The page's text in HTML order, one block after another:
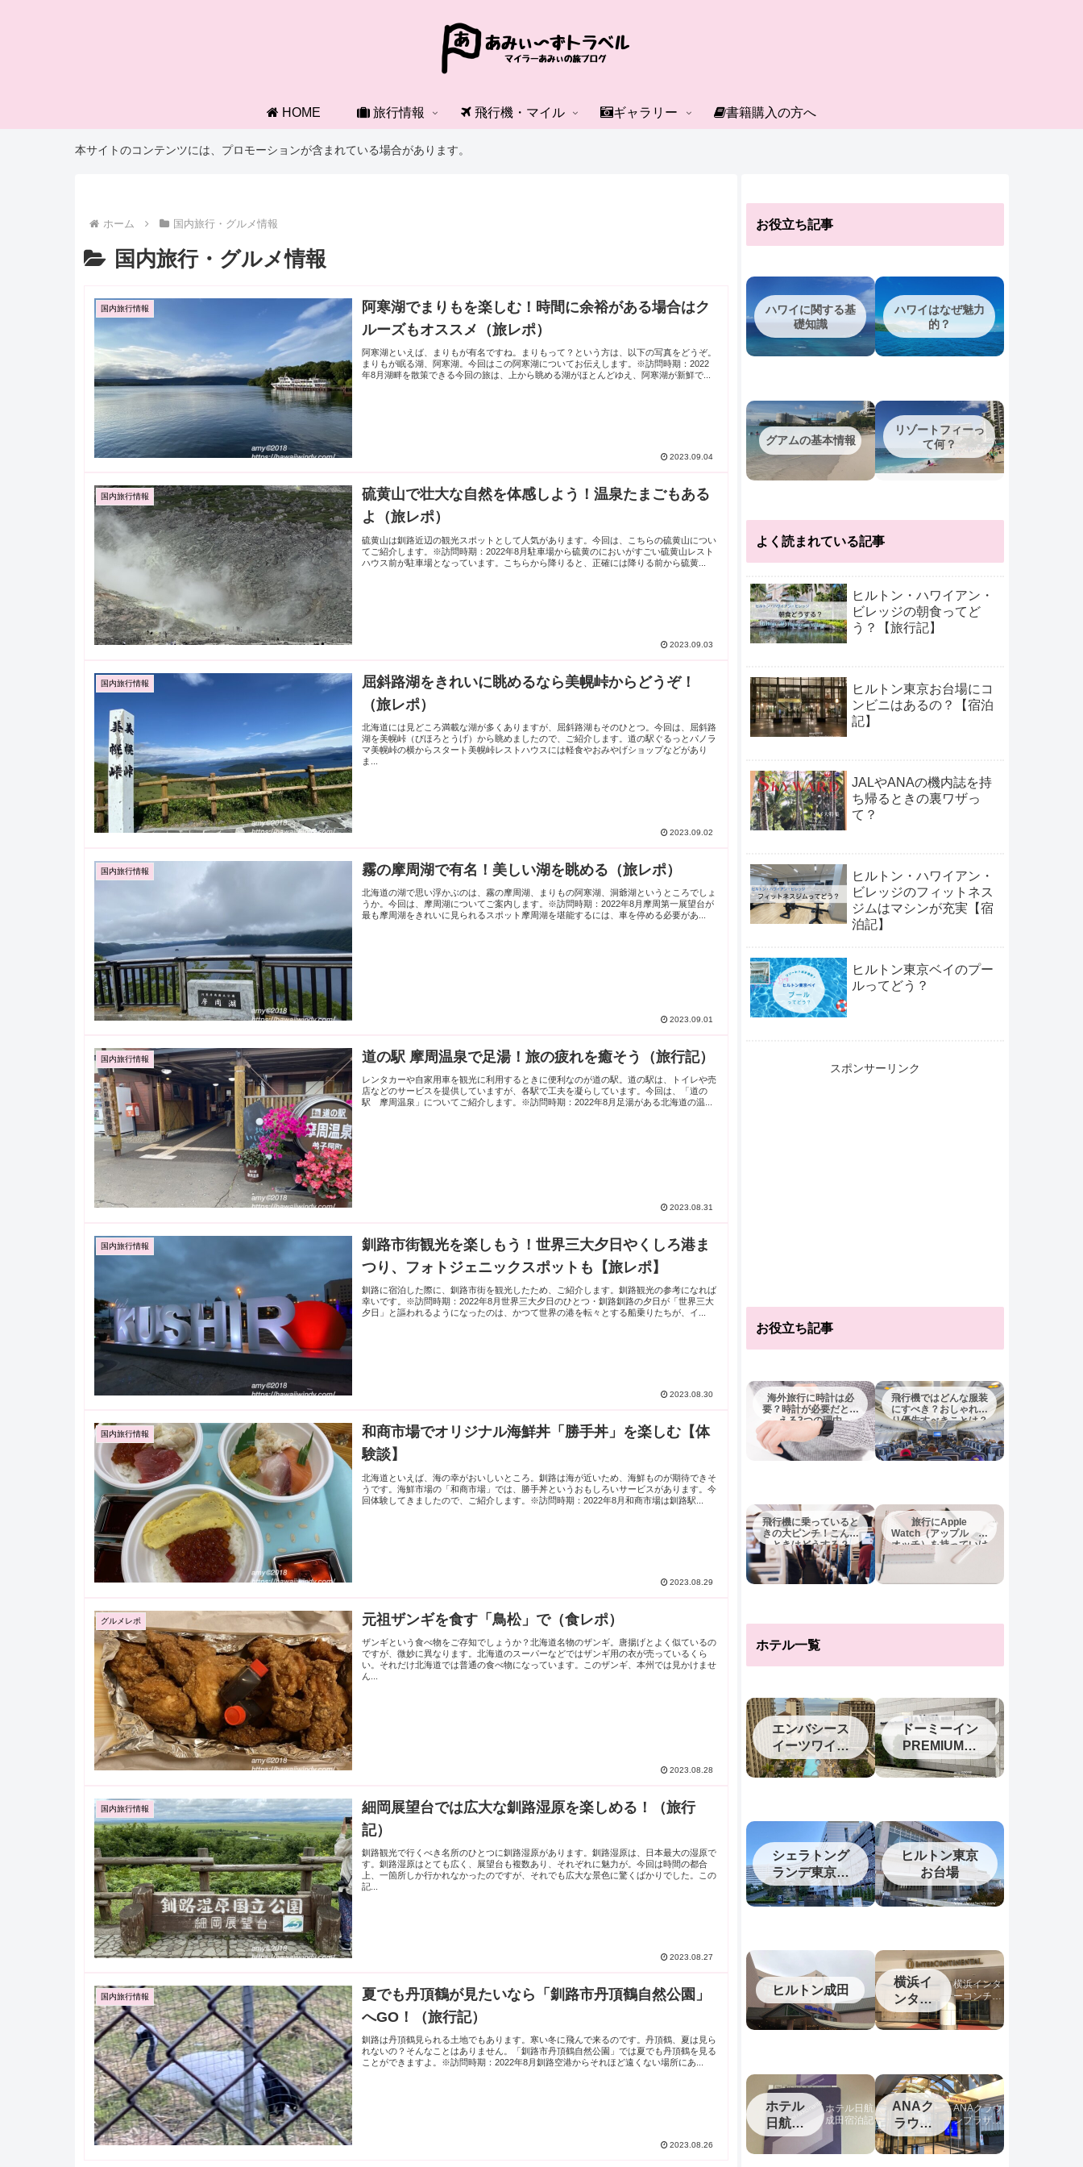
HOME 旅行情報 飛行機・マイル ギャラリー 書籍購入の方へ
本サイトのコンテンツには、プロモーションが含まれている場合があります。
ホーム 国内旅行・グルメ情報
国内旅行・グルメ情報
国内旅行情報
阿寒湖でまりもを楽しむ！時間に余裕がある場合はク
ルーズもオススメ（旅レポ）
阿寒湖といえば、まりもが有名ですね。まりもって？という方は、以下の写真をどうぞ。
まりもが眠る湖、阿寒湖。今回はこの阿寒湖についてお伝えします。※訪問時期：2022
年8月湖畔を散策できる今回の旅は、上から眺める湖がほとんどゆえ、阿寒湖が新鮮で...
2023.09.04
国内旅行情報
硫黄山で壮大な自然を体感しよう！温泉たまごもある
よ（旅レポ）
硫黄山は釧路近辺の観光スポットとして人気があります。今回は、こちらの硫黄山につい
てご紹介します。※訪問時期：2022年8月駐車場から硫黄のにおいがすごい硫黄山レスト
ハウス前が駐車場となっています。こちらから降りると、正確には降りる前から硫黄...
2023.09.03
国内旅行情報
屈斜路湖をきれいに眺めるなら美幌峠からどうぞ！
（旅レポ）
北海道には見どころ満載な湖が多くありますが、屈斜路湖もそのひとつ。今回は、屈斜路
湖を美幌峠（びほろとうげ）から眺めましたので、ご紹介します。道の駅ぐるっとパノラ
マ美幌峠の横からスタート美幌峠レストハウスには軽食やおみやげショップなどがあり
ま...
2023.09.02
国内旅行情報 霧の摩周湖で有名！美しい湖を眺める（旅レポ）
北海道の湖で思い浮かぶのは、霧の摩周湖、まりもの阿寒湖、洞爺湖というところでしょ
うか。今回は、摩周湖についてご案内します。※訪問時期：2022年8月摩周第一展望台が
最も摩周湖をきれいに見られるスポット摩周湖を堪能するには、車を停める必要があ...
2023.09.01
国内旅行情報 道の駅 摩周温泉で足湯！旅の疲れを癒そう（旅行記）
レンタカーや自家用車を観光に利用するときに便利なのが道の駅。道の駅は、トイレや売
店などのサービスを提供していますが、各駅で工夫を凝らしています。今回は、「道の
駅 摩周温泉」についてご紹介します。※訪問時期：2022年8月足湯がある北海道の温...
2023.08.31
国内旅行情報
釧路市街観光を楽しもう！世界三大夕日やくしろ港ま
つり、フォトジェニックスポットも【旅レポ】
釧路に宿泊した際に、釧路市街を観光したため、ご紹介します。釧路観光の参考になれば
幸いです。※訪問時期：2022年8月世界三大夕日のひとつ・釧路釧路の夕日が「世界三大
夕日」と謳われるようになったのは、かつて世界の港を転々とする船乗りたちが、イ...
2023.08.30
国内旅行情報
和商市場でオリジナル海鮮丼「勝手丼」を楽しむ【体
験談】
北海道といえば、海の幸がおいしいところ。釧路は海が近いため、海鮮ものが期待できそ
うです。海鮮市場の「和商市場」では、勝手丼というおもしろいサービスがあります。今
回体験してきましたので、ご紹介します。※訪問時期：2022年8月和商市場は釧路駅...
2023.08.29
グルメレポ 元祖ザンギを食す「鳥松」で（食レポ）
ザンギという食べ物をご存知でしょうか？北海道名物のザンギ。唐揚げとよく似ているの
ですが、微妙に異なります。北海道のスーパーなどではザンギ用の衣が売っているくら
い。それだけ北海道では普通の食べ物になっています。このザンギ、本州では見かけませ
ん...
2023.08.28
国内旅行情報
細岡展望台では広大な釧路湿原を楽しめる！（旅行
記）
釧路観光で行くべき名所のひとつに釧路湿原があります。釧路湿原は、日本最大の湿原で
す。釧路湿原はとても広く、展望台も複数あり、それぞれに魅力が。今回は時間の都合
上、一箇所しか行かれなかったのですが、それでも広大な景色に驚くばかりでした。この
記...
2023.08.27
国内旅行情報
夏でも丹頂鶴が見たいなら「釧路市丹頂鶴自然公園」
へGO！（旅行記）
釧路は丹頂鶴見られる土地でもあります。寒い冬に飛んで来るのです。丹頂鶴、夏は見ら
れないの？そんなことはありません。「釧路市丹頂鶴自然公園」では夏でも丹頂鶴を見る
ことができますよ。※訪問時期：2022年8月釧路空港からそれほど遠くない場所にあ...
2023.08.26
お役立ち記事
ハワイに関する基
礎知識
ハワイはなぜ魅力
的？
グアムの基本情報
リゾートフィーっ
て何？
よく読まれている記事
ヒルトン・ハワイアン・
ビレッジの朝食ってど
う？【旅行記】
ヒルトン東京お台場にコ
ンビニはあるの？【宿泊
記】
JALやANAの機内誌を持
ち帰るときの裏ワザっ
て？
ヒルトン・ハワイアン・
ビレッジのフィットネス
ジムはマシンが充実【宿
泊記】
ヒルトン東京ベイのプー
ルってどう？
スポンサーリンク
お役立ち記事
海外旅行に時計は必
要？時計が必要だとい
える3つの理由
飛行機ではどんな服装
にすべき？おしゃれよ
り優先すべきことは？
飛行機に乗っていると
きの大ピンチ！こんな
ときはどうする？
旅行にApple
Watch（アップル ウ
オッチ）を持っていけ
ば十分？
ホテル一覧
エンバシース
イーツワイキ
キ2023
ドーミーイン
PREMIUM釧
路（旧ラビス
タ釧路川）
シェラトング
ランデ東京ベ
イ
ヒルトン東京
お台場
ヒルトン成田
横浜イ
ンター
コンチ
ネンタ
横浜インタ
ーコンチネ
ンタルホテ
ルの宿泊記
ホテル
日航成
田
ホテル日航
成田宿泊記
ANAク
ラウン
プラザ
松山
ANAクラウ
ンプラザホ
テル松山宿
泊記